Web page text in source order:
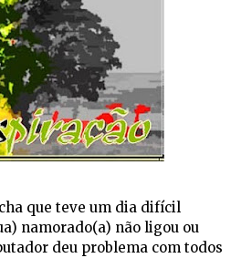
que teve um dia difícil
namorado(a) não ligou ou
deu problema com todos